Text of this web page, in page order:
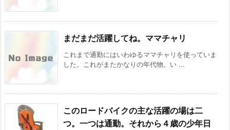
まだまだ活躍してね。ママチャリ
これまで通勤にはいわゆるママチャリを使っていま
した。これがまたかなりの年代物。い ...
このロードバイクの主な活躍の場は二
つ。一つは通勤。それから４歳の少年日